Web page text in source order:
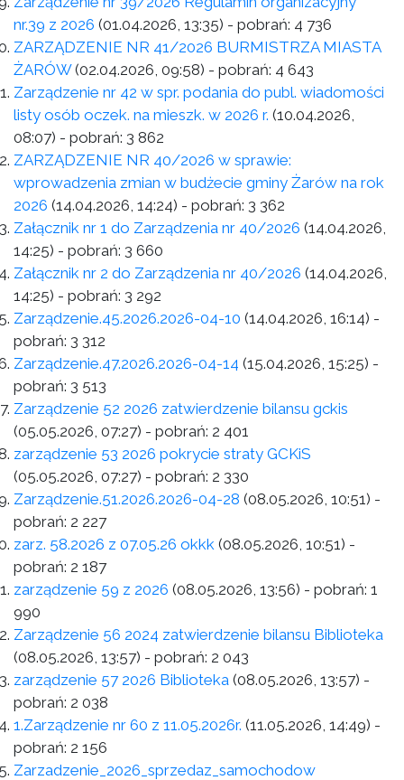
nr.39 z 2026 (01.04.2026, 13:35) - pobrań: 4 736
ZARZĄDZENIE NR 41/2026 BURMISTRZA MIASTA
ŻARÓW (02.04.2026, 09:58) - pobrań: 4 643
Zarządzenie nr 42 w spr. podania do publ. wiadomości
listy osób oczek. na mieszk. w 2026 r. (10.04.2026,
08:07) - pobrań: 3 862
ZARZĄDZENIE NR 40/2026 w sprawie:
wprowadzenia zmian w budżecie gminy Żarów na rok
2026 (14.04.2026, 14:24) - pobrań: 3 362
Załącznik nr 1 do Zarządzenia nr 40/2026 (14.04.2026,
14:25) - pobrań: 3 660
Załącznik nr 2 do Zarządzenia nr 40/2026 (14.04.2026,
14:25) - pobrań: 3 292
Zarządzenie.45.2026.2026-04-10 (14.04.2026, 16:14) -
pobrań: 3 312
Zarządzenie.47.2026.2026-04-14 (15.04.2026, 15:25) -
pobrań: 3 513
Zarządzenie 52 2026 zatwierdzenie bilansu gckis
(05.05.2026, 07:27) - pobrań: 2 401
zarządzenie 53 2026 pokrycie straty GCKiS
(05.05.2026, 07:27) - pobrań: 2 330
Zarządzenie.51.2026.2026-04-28 (08.05.2026, 10:51) -
pobrań: 2 227
zarz. 58.2026 z 07.05.26 okkk (08.05.2026, 10:51) -
pobrań: 2 187
zarządzenie 59 z 2026 (08.05.2026, 13:56) - pobrań: 1
990
Zarządzenie 56 2024 zatwierdzenie bilansu Biblioteka
(08.05.2026, 13:57) - pobrań: 2 043
zarządzenie 57 2026 Biblioteka (08.05.2026, 13:57) -
pobrań: 2 038
1.Zarządzenie nr 60 z 11.05.2026r. (11.05.2026, 14:49) -
pobrań: 2 156
Zarzadzenie_2026_sprzedaz_samochodow